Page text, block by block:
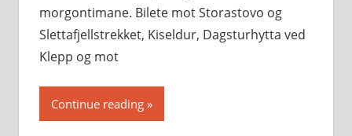
morgontimane. Bilete mot Storastovo og
Slettafjellstrekket, Kiseldur, Dagsturhytta ved
Klepp og mot
Continue reading